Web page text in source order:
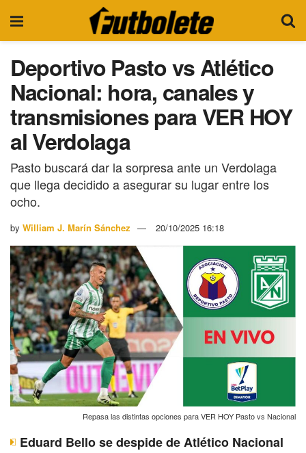
Deportivo Pasto vs Atlético
Nacional: hora, canales y
transmisiones para VER HOY
al Verdolaga
Pasto buscará dar la sorpresa ante un Verdolaga
que llega decidido a asegurar su lugar entre los
ocho.
by William J. Marín Sánchez 20/10/2025 16:18
Repasa las distintas opciones para VER HOY Pasto vs Nacional
Eduard Bello se despide de Atlético Nacional